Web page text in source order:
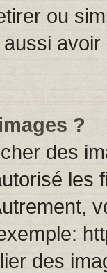
ou
aussi
?
des
des